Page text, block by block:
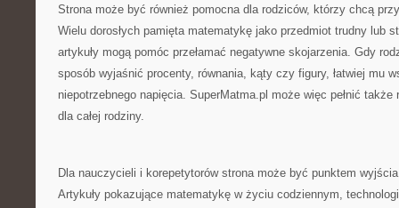
Strona może być również pomocna dla rodziców, którzy chcą
Wielu dorosłych pamięta matematykę jako przedmiot trudny lub
artykuły mogą pomóc przełamać negatywne skojarzenia. Gdy
sposób wyjaśnić procenty, równania, kąty czy figury, łatwiej mu
niepotrzebnego napięcia. SuperMatma.pl może więc pełnić także
dla całej rodziny.
Dla nauczycieli i korepetytorów strona może być punktem
Artykuły pokazujące matematykę w życiu codziennym,